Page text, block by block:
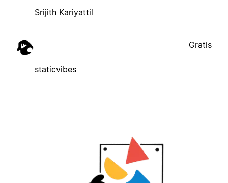
Srijith Kariyattil
staticvibes
Gratis